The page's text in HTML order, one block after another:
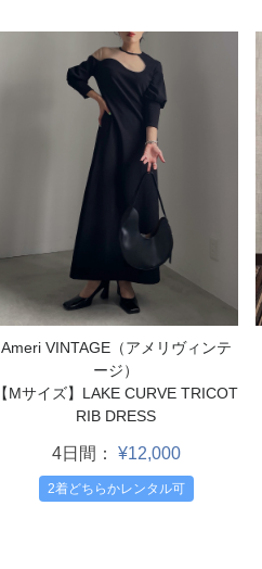
Ameri VINTAGE（アメリヴィンテ
ージ）
【Mサイズ】LAKE CURVE TRICOT
RIB DRESS
4日間： ¥12,000
2着どちらかレンタル可